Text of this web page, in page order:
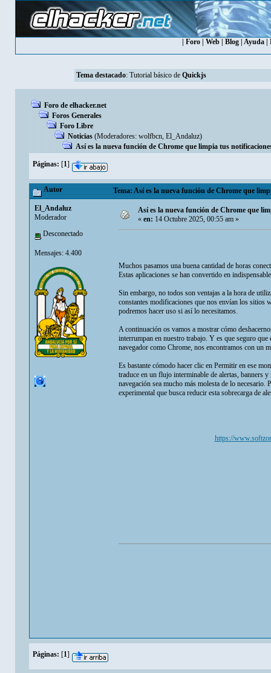
Foro Web Blog Ayuda
Tema destacado: Tutorial básico de Quickjs
Foro de elhacker.net
Foros Generales
Foro Libre
Noticias (Moderadores: wolfbcn, El_Andaluz)
Así es la nueva función de Chrome que limpia tus
Páginas: [1]
Autor Tema: Así es la nueva función de Chrome que
El_Andaluz
Moderador
Desconectado
Mensajes: 4.400
Así es la nueva función de Chrome que
«en:14 Octubre 2025, 00:55 am »
Muchos pasamos una buena cantidad de horas
Estas aplicaciones se han convertido en
Sin embargo, no todos son ventajas a la hora de
constantes modificaciones que nos envían los sitios
podremos hacer uso si así lo necesitamos.
A continuación os vamos a mostrar cómo
interrumpan en nuestro trabajo. Y es que seguro
navegador como Chrome, nos encontramos con un
Es bastante cómodo hacer clic en Permitir en ese
traduce en un flujo interminable de alertas, banners
navegación sea mucho más molesta de lo necesario.
experimental que busca reducir esta sobrecarga de
https://
Páginas: [1]